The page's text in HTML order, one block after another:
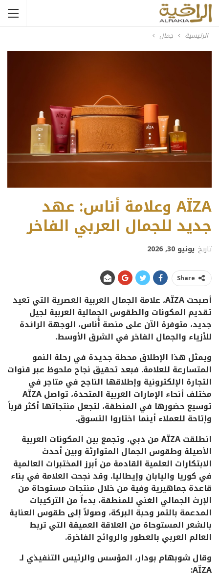
الرئيسية جمال
AÏZA وعلامة أُناس: عهد
جديد للجمال العربي الفاخر
تاريخ يونيو 30, 2026
Share
أصبحتAÏZA، علامة الجمال العربية العصرية التي تعيد
تقديم المكونات والطقوس الجمالية العربية لجيل
جديد، متوفرة الآن على منصة أُناس، الوجهة الرائدة
للأزياء والجمال الفاخر في الشرق الأوسط.
ويمثل هذا الإطلاق محطة جديدة في رحلة النمو
المتسارعة للعلامة. فبعد تحقيق نجاح ملحوظ عبر قنوات
التجارة الإلكترونية وإطلاقها الناجح في متاجر في
مختلف أنحاء الإمارات العربية المتحدة، تواصلAÏZA
توسيع حضورها في المنطقة، لتجعل منتجاتها أكثر قرباً
وإتاحة للعملاء أينما اختاروا التسوق.
انطلقتAÏZAمن دبي، وتجمع بين المكونات العربية
الأصيلة وطقوس الجمال المتوارثة وبين أحدث
الابتكارات العلمية القادمة من أبرز المختبرات العالمية
في كوريا واليابان وإيطاليا. وقد نجحت العلامة في بناء
قاعدة جماهيرية وفية من خلال منتجات مستوحاة من
الإرث الجمالي الغني للمنطقة، بدءاً من التركيبات
المدعمة بالتمر وحبة البركة، وصولاً إلى طقوس العناية
بالشعر المستوحاة من العلاقة العميقة التي تربط
العالم العربي بالعطور والروائح الفاخرة.
وقال شوبهام بودار، المؤسس والرئيس التنفيذي لـ
AÏZA
: